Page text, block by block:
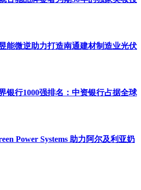
能微逆助力打造南通建材制造业光伏
银行1000强排名：中资银行占据全球
Power Systems 助力阿尔及利亚奶